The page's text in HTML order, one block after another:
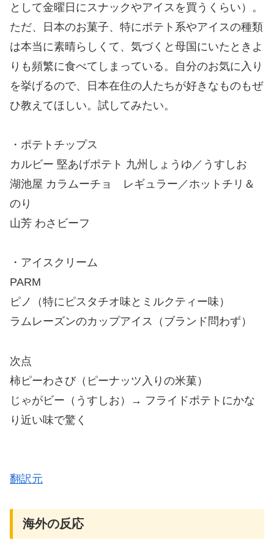
として金曜日にスナックやアイスを買うくらい）。
ただ、日本のお菓子、特にポテト系やアイスの種類
は本当に素晴らしくて、気づくと母国にいたときよ
りも頻繁に食べてしまっている。自分のお気に入り
を挙げるので、日本在住の人たちが好きなものもぜ
ひ教えてほしい。試してみたい。
・ポテトチップス
カルビー 堅あげポテト 九州しょうゆ／うすしお
湖池屋 カラムーチョ レギュラー／ホットチリ＆
のり
山芳 わさビーフ
・アイスクリーム
PARM
ピノ（特にピスタチオ味とミルクティー味）
ラムレーズンのカップアイス（ブランド問わず）
次点
柿ピーわさび（ピーナッツ入りの米菓）
じゃがビー（うすしお）→ フライドポテトにかな
り近い味で驚く
翻訳元
海外の反応